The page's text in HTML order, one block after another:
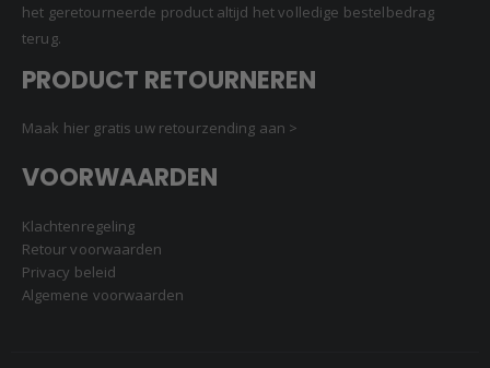
het geretourneerde product altijd het volledige bestelbedrag
terug.
PRODUCT RETOURNEREN
Maak hier gratis uw retourzending aan >
VOORWAARDEN
Klachtenregeling
Retour voorwaarden
Privacy beleid
Algemene voorwaarden